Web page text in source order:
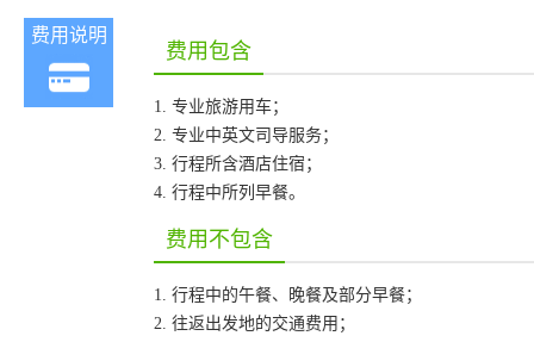
费用说明
费用包含
1. 专业旅游用车；
2. 专业中英文司导服务；
3. 行程所含酒店住宿；
4. 行程中所列早餐。
费用不包含
1. 行程中的午餐、晚餐及部分早餐；
2. 往返出发地的交通费用；